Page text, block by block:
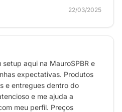
22/03/2025
aqui na MauroSPBR e
expectativas. Produtos
e entregues dentro do
e me ajuda a
meu perfil. Preços